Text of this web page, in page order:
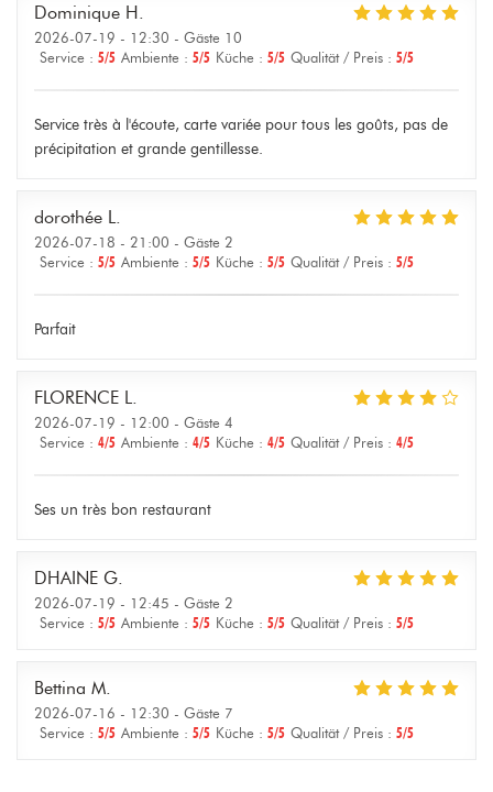
Dominique H
2026-07-19 - 12:30 - Gäste 10
Service : 5/5 Ambiente : 5/5 Küche : 5/5 Qualität / Preis : 5/5
Service très à l'écoute, carte variée pour tous les goûts, pas de
précipitation et grande gentillesse.
dorothée L
2026-07-18 - 21:00 - Gäste 2
Service : 5/5 Ambiente : 5/5 Küche : 5/5 Qualität / Preis : 5/5
Parfait
FLORENCE L
2026-07-19 - 12:00 - Gäste 4
Service : 4/5 Ambiente : 4/5 Küche : 4/5 Qualität / Preis : 4/5
Ses un très bon restaurant
DHAINE G
2026-07-19 - 12:45 - Gäste 2
Service : 5/5 Ambiente : 5/5 Küche : 5/5 Qualität / Preis : 5/5
Bettina M
2026-07-16 - 12:30 - Gäste 7
Service : 5/5 Ambiente : 5/5 Küche : 5/5 Qualität / Preis : 5/5